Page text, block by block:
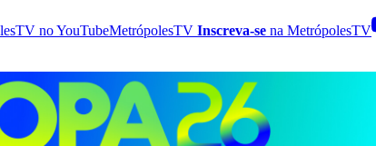
noYouTubeMetrópolesTV Inscreva-se na MetrópolesTV